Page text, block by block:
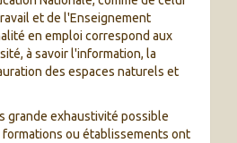
et de l'Enseignement
en emploi correspond aux
à savoir l'information, la
des espaces naturels et
grande exhaustivité possible
ou établissements ont